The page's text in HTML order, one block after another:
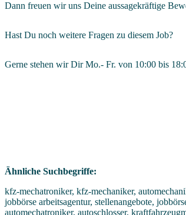
Dann freuen wir uns Deine aussagekräftige
Hast Du noch weitere Fragen zu diesem Job?
Gerne stehen wir Dir Mo.- Fr. von 10:00 bis
Ähnliche Suchbegriffe:
kfz-mechatroniker, kfz-mechaniker,
jobbörse arbeitsagentur, stellenangebote,
automechatroniker, autoschlosser,